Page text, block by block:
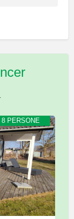
8 PERSONE